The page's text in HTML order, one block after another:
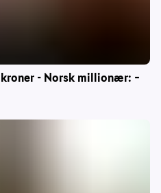
- Norsk millionær: –